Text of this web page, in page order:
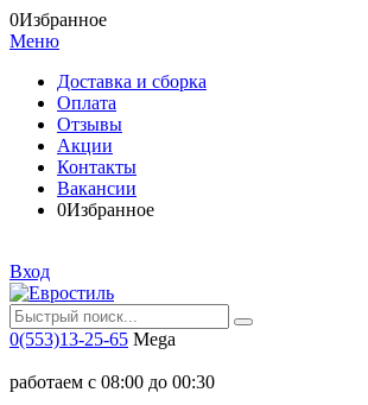
0Избранное
Меню
Доставка и сборка
Оплата
Отзывы
Акции
Контакты
Вакансии
0Избранное
Вход
0(553)13-25-65 Mega
работаем с 08:00 до 00:30